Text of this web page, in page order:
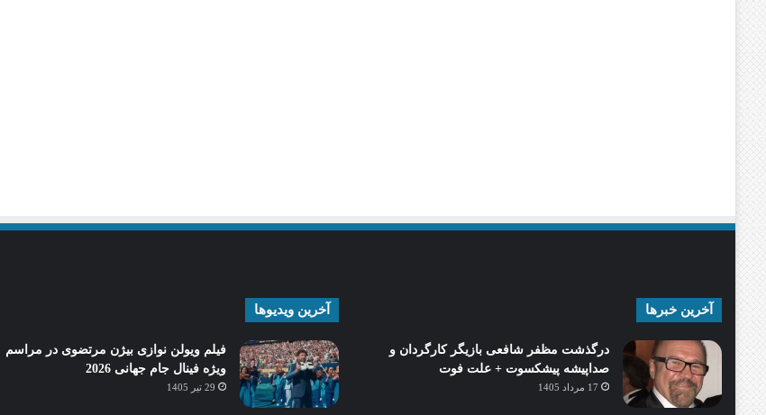
آخرین خبرها
درگذشت مظفر شافعی بازیگر کارگردان و
صداپیشه پیشکسوت + علت فوت
17 مرداد 1405
آخرین ویدیوها
فیلم ویولن نوازی بیژن مرتضوی در مراسم
ویژه فینال جام جهانی 2026
29 تیر 1405